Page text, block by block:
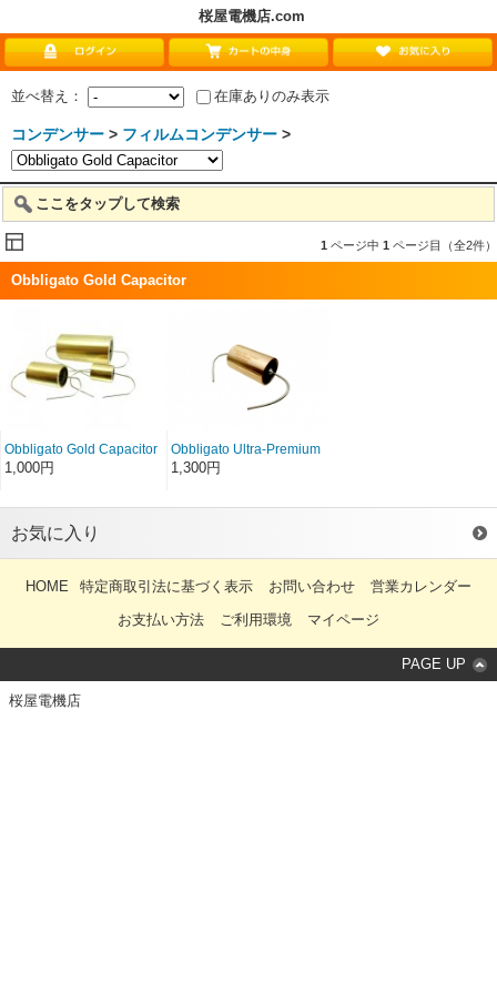
桜屋電機店.com
並べ替え： 在庫ありのみ表示
コンデンサー > フィルムコンデンサー >
ここをタップして検索
1 ページ中 1 ページ目（全2件）
Obbligato Gold Capacitor
Obbligato Gold Capacitor
1000円〜0.047u 0.1u
4.7u 6.8u 10u 15u 22u
33u 47u 630V 250V
1,000円
Obbligato Ultra-Premium
Capacitor 0.1u 1000V
1,300円
お気に入り
HOME 特定商取引法に基づく表示 お問い合わせ
営業カレンダー
お支払い方法
ご利用環境 マイページ
PAGE UP
桜屋電機店